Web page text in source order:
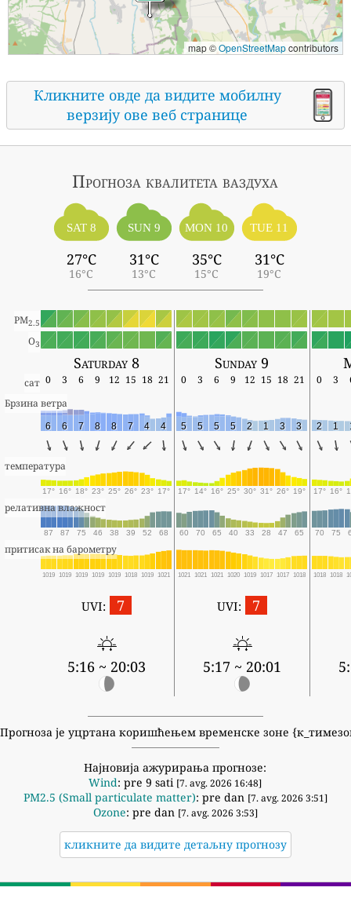
map ©OpenStreetMapcontributors
Кликните овде да видите мобилну
верзију ове веб странице
Прогноза квалитета ваздуха
SAT 8
27°C
16°C
SUN 9
31°C
13°C
MON 10
35°C
15°C
TUE 11
31°C
19°C
PM2.5
O3
Saturday 8 Sunday 9
сат 0 3 6 9 12 15 18 21 0 3 6 9 12 15 18 21 0 3
Брзина ветра
6 6 7 8 8 7 4 4 5 5 5 5 2 1 3 3 2 1
температура
17° 16° 18° 23° 25° 26° 23° 17° 17° 14° 16° 25° 30° 31° 26° 19° 17° 16°
релативна влажност
87 87 75 46 38 39 52 68 60 70 65 40 33 28 47 65 70 75
притисак на барометру
1019 1019 1019 1019 1019 1018 1019 1021 1021 1021 1021 1020 1019 1017 1017 1018 1018 1018
UVI: 7
5:16 ~ 20:03
UVI: 7
5:17 ~ 20:01
Прогноза је уцртана коришћењем временске зоне
Најновија ажурирања прогнозе:
Wind: pre 9 sati [7. avg. 2026 16:48]
PM2.5 (Small particulate matter): pre dan [7. avg. 2026 3:51]
Ozone: pre dan [7. avg. 2026 3:53]
кликните да видите детаљну прогнозу